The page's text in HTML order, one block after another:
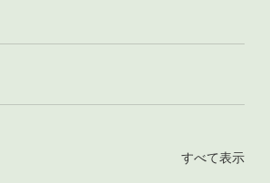
すべて表示